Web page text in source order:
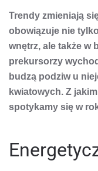
Trendy zmieniają
obowiązuje nie
wnętrz, ale także w
prekursorzy
budzą podziw u
kwiatowych. Z
spotykamy się w